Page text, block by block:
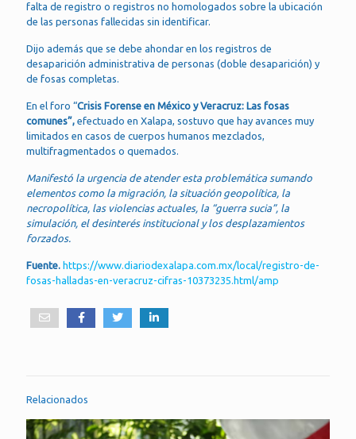
falta de registro o registros no homologados sobre la ubicación
de las personas fallecidas sin identificar.
Dijo además que se debe ahondar en los registros de
desaparición administrativa de personas (doble desaparición) y
de fosas completas.
En el foro “Crisis Forense en México y Veracruz: Las fosas
comunes”, efectuado en Xalapa, sostuvo que hay avances muy
limitados en casos de cuerpos humanos mezclados,
multifragmentados o quemados.
Manifestó la urgencia de atender esta problemática sumando
elementos como la migración, la situación geopolítica, la
necropolítica, las violencias actuales, la “guerra sucia”, la
simulación, el desinterés institucional y los desplazamientos
forzados.
Fuente. https://www.diariodexalapa.com.mx/local/registro-de-
fosas-halladas-en-veracruz-cifras-10373235.html/amp
Relacionados